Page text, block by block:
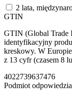
2 lata,
GTIN
GTIN (Global Trade
identyfikacyjny
kreskowy. W
z 13 cyfr (czasem 8
4022739637476
Podmiot